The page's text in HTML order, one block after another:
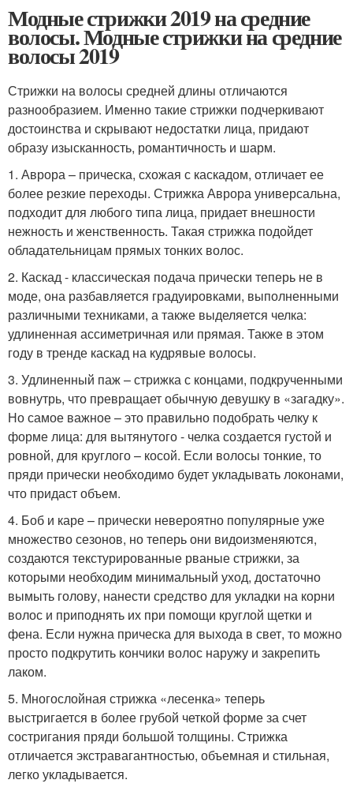
Модные стрижки 2019 на средние
волосы. Модные стрижки на средние
волосы 2019
Стрижки на волосы средней длины отличаются
разнообразием. Именно такие стрижки подчеркивают
достоинства и скрывают недостатки лица, придают
образу изысканность, романтичность и шарм.
1. Аврора – прическа, схожая с каскадом, отличает ее
более резкие переходы. Стрижка Аврора универсальна,
подходит для любого типа лица, придает внешности
нежность и женственность. Такая стрижка подойдет
обладательницам прямых тонких волос.
2. Каскад - классическая подача прически теперь не в
моде, она разбавляется градуировками, выполненными
различными техниками, а также выделяется челка:
удлиненная ассиметричная или прямая. Также в этом
году в тренде каскад на кудрявые волосы.
3. Удлиненный паж – стрижка с концами, подкрученными
вовнутрь, что превращает обычную девушку в «загадку».
Но самое важное – это правильно подобрать челку к
форме лица: для вытянутого - челка создается густой и
ровной, для круглого – косой. Если волосы тонкие, то
пряди прически необходимо будет укладывать локонами,
что придаст объем.
4. Боб и каре – прически невероятно популярные уже
множество сезонов, но теперь они видоизменяются,
создаются текстурированные рваные стрижки, за
которыми необходим минимальный уход, достаточно
вымыть голову, нанести средство для укладки на корни
волос и приподнять их при помощи круглой щетки и
фена. Если нужна прическа для выхода в свет, то можно
просто подкрутить кончики волос наружу и закрепить
лаком.
5. Многослойная стрижка «лесенка» теперь
выстригается в более грубой четкой форме за счет
состригания пряди большой толщины. Стрижка
отличается экстравагантностью, объемная и стильная,
легко укладывается.